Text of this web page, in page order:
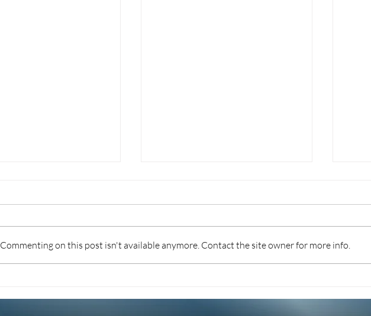
Commenting on this post isn't available anymore. Contact the site owner for more info.